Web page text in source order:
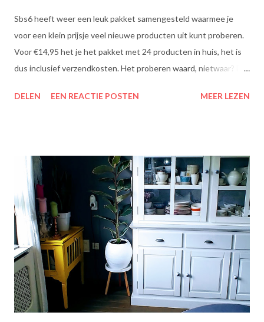
Sbs6 heeft weer een leuk pakket samengesteld waarmee je
voor een klein prijsje veel nieuwe producten uit kunt proberen.
Voor €14,95 het je het pakket met 24 producten in huis, het is
dus inclusief verzendkosten. Het proberen waard, nietwaar? Dit
theesmaken van Lipton: voor een goed moment dat heerlijk
mengsel van zonnebloem-, lijnzaad- en koolzaadolie. Het bevat
Omega’s 3 & 6 die goed zijn voor hart en bloedvaten. Omega's 3
& 6 zijn meervoudig onverzadigde vetzuren, die het lichaam niet
zelf kan aanmaken. Ze dragen bij tot de instandhouding van een
normaal cholesterolgehalte in het bloed. Becel Dieetolie geeft
een optimale smaak aan uw gerechten, met behoud van de
smaak van uw originele ingrediënten. Naast warme toepassing
l...
DELEN EEN REACTIE POSTEN MEER LEZEN